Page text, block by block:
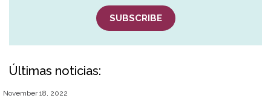
Últimas noticias:
November 18, 2022